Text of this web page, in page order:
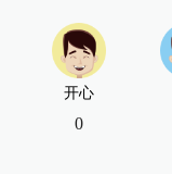
开心
0